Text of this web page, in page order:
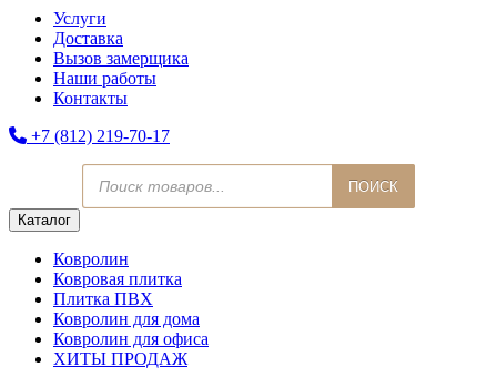
Услуги
Доставка
Вызов замерщика
Наши работы
Контакты
+7 (812) 219-70-17
Поиск
товаров
ПОИСК
Каталог
Ковролин
Ковровая плитка
Плитка ПВХ
Ковролин для дома
Ковролин для офиса
ХИТЫ ПРОДАЖ